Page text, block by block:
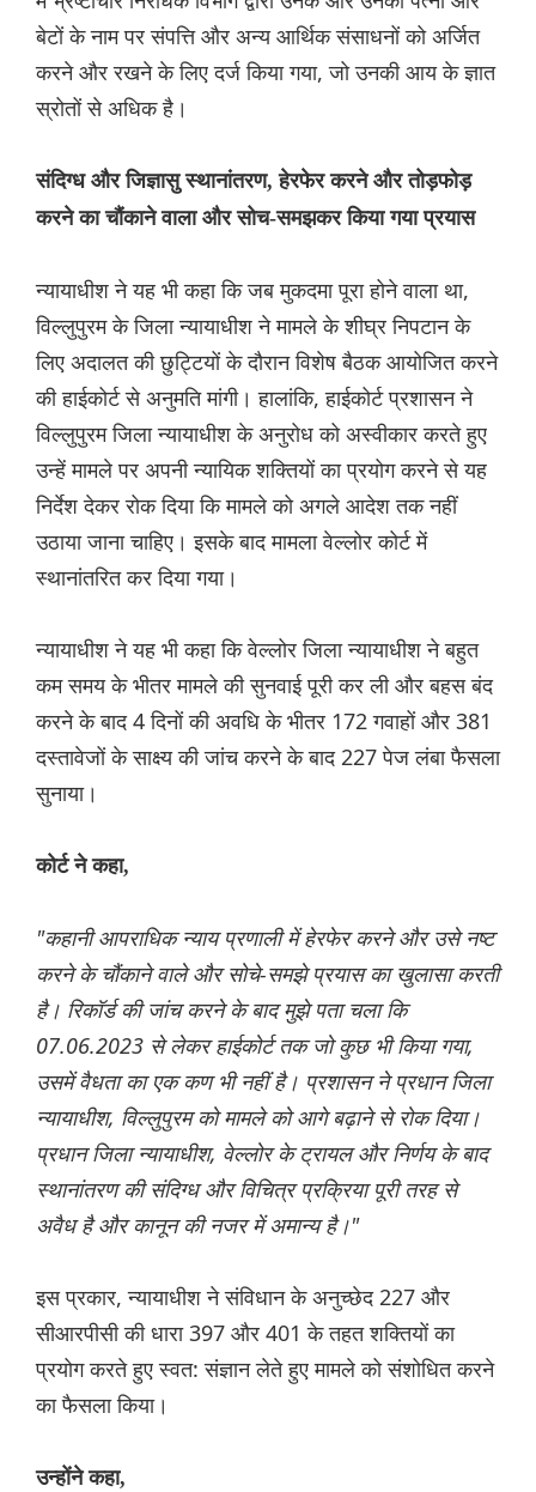
बेटों के नाम पर संपत्ति और अन्य आर्थिक संसाधनों को अर्जित
करने और रखने के लिए दर्ज किया गया, जो उनकी आय के ज्ञात
स्रोतों से अधिक है।
संदिग्ध और जिज्ञासु स्थानांतरण, हेरफेर करने और तोड़फोड़
करने का चौंकाने वाला और सोच-समझकर किया गया प्रयास
न्यायाधीश ने यह भी कहा कि जब मुकदमा पूरा होने वाला था,
विल्लुपुरम के जिला न्यायाधीश ने मामले के शीघ्र निपटान के
लिए अदालत की छुट्टियों के दौरान विशेष बैठक आयोजित करने
की हाईकोर्ट से अनुमति मांगी। हालांकि, हाईकोर्ट प्रशासन ने
विल्लुपुरम जिला न्यायाधीश के अनुरोध को अस्वीकार करते हुए
उन्हें मामले पर अपनी न्यायिक शक्तियों का प्रयोग करने से यह
निर्देश देकर रोक दिया कि मामले को अगले आदेश तक नहीं
उठाया जाना चाहिए। इसके बाद मामला वेल्लोर कोर्ट में
स्थानांतरित कर दिया गया।
न्यायाधीश ने यह भी कहा कि वेल्लोर जिला न्यायाधीश ने बहुत
कम समय के भीतर मामले की सुनवाई पूरी कर ली और बहस बंद
करने के बाद 4 दिनों की अवधि के भीतर 172 गवाहों और 381
दस्तावेजों के साक्ष्य की जांच करने के बाद 227 पेज लंबा फैसला
सुनाया।
कोर्ट ने कहा,
"कहानी आपराधिक न्याय प्रणाली में हेरफेर करने और उसे नष्ट
करने के चौंकाने वाले और सोचे-समझे प्रयास का खुलासा करती
है। रिकॉर्ड की जांच करने के बाद मुझे पता चला कि
07.06.2023 से लेकर हाईकोर्ट तक जो कुछ भी किया गया,
उसमें वैधता का एक कण भी नहीं है। प्रशासन ने प्रधान जिला
न्यायाधीश, विल्लुपुरम को मामले को आगे बढ़ाने से रोक दिया।
प्रधान जिला न्यायाधीश, वेल्लोर के ट्रायल और निर्णय के बाद
स्थानांतरण की संदिग्ध और विचित्र प्रक्रिया पूरी तरह से
अवैध है और कानून की नजर में अमान्य है।"
इस प्रकार, न्यायाधीश ने संविधान के अनुच्छेद 227 और
सीआरपीसी की धारा 397 और 401 के तहत शक्तियों का
प्रयोग करते हुए स्वत: संज्ञान लेते हुए मामले को संशोधित करने
का फैसला किया।
उन्होंने कहा,